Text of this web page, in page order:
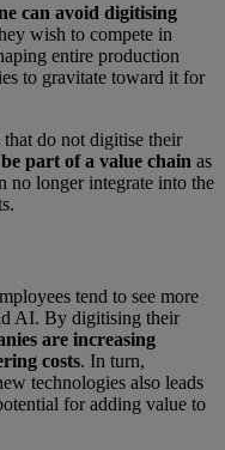
can avoid digitising
wish to compete in
entire production
to gravitate toward it for
that do not digitise their
part of a value chain as
no longer integrate into the
tend to see more
AI. By digitising their
are increasing
costs. In turn,
technologies also leads
for adding value to